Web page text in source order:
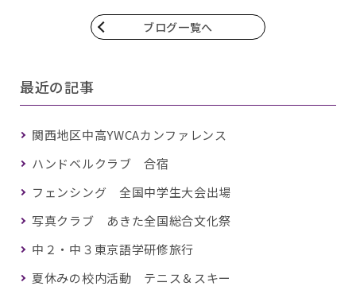
ブログ一覧へ
最近の記事
関西地区中高YWCAカンファレンス
ハンドベルクラブ 合宿
フェンシング 全国中学生大会出場
写真クラブ あきた全国総合文化祭
中２・中３東京語学研修旅行
夏休みの校内活動 テニス＆スキー